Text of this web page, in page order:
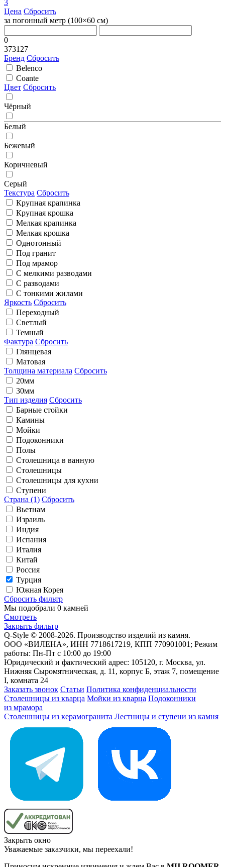
3
Цена Сбросить
за погонный метр (100×60 cм)
0
373127
Бренд Сбросить
Belenco
Coante
Цвет Сбросить
Чёрный
Белый
Бежевый
Коричневый
Серый
Текстура Сбросить
Крупная крапинка
Крупная крошка
Мелкая крапинка
Мелкая крошка
Однотонный
Под гранит
Под мрамор
С мелкими разводами
С разводами
С тонкими жилами
Яркость Сбросить
Переходный
Светлый
Темный
Фактура Сбросить
Глянцевая
Матовая
Толщина материала Сбросить
20мм
30мм
Тип изделия Сбросить
Барные стойки
Камины
Мойки
Подоконники
Полы
Столешница в ванную
Столешницы
Столешницы для кухни
Ступени
Страна (1) Сбросить
Вьетнам
Израиль
Индия
Испания
Италия
Китай
Россия
Турция
Южная Корея
Сбросить фильтр
Мы подобрали 0 камней
Смотреть
Закрыть фильтр
Q-Style © 2008-2026. Производство изделий из камня.
ООО «ВИЛЕНА», ИНН 7718617219, КПП 770901001; Режим
работы: Пн-Пт с 10:00 до 19:00
Юридический и фактический адрес: 105120, г. Москва, ул.
Нижняя Сыромятническая, д. 11, корпус Б, этаж 7, помещение
I, комната 24
Заказать звонок Статьи Политика конфиденциальности
Столешницы из кварца Мойки из кварца Подоконники
из мрамора
Столешницы из керамогранита Лестницы и ступени из камня
Закрыть окно
Уважаемые заказчики, мы переехали!